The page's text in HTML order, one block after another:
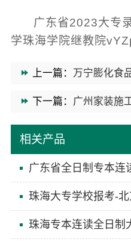
广东省2023大专
学珠海学院继教院
上一篇： 万宁膨化食
下一篇： 广州家装施工
相关产品